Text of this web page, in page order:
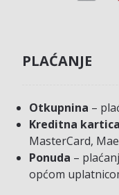
PLAĆANJE
Otkupnina –
Kreditna kartica
MasterCard,
Ponuda –
općom